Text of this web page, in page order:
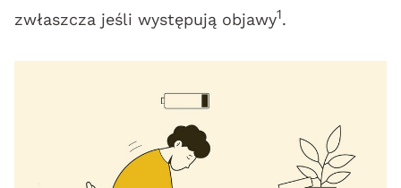
zwłaszcza jeśli występują objawy1.